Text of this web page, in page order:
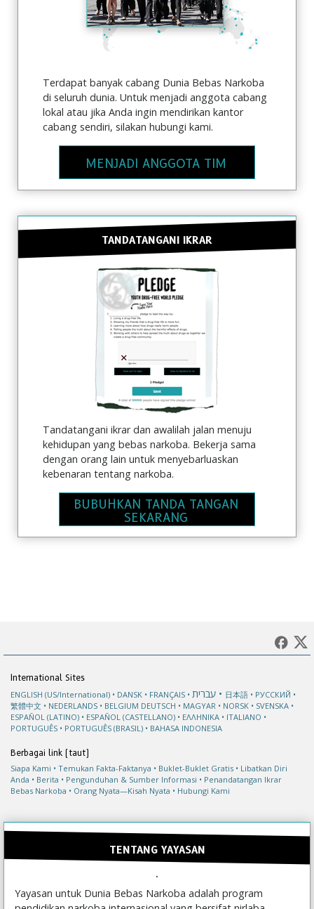
Terdapat banyak cabang Dunia Bebas Narkoba
di seluruh dunia. Untuk menjadi anggota cabang
lokal atau jika Anda ingin mendirikan kantor
cabang sendiri, silakan hubungi kami.
MENJADI ANGGOTA TIM
TANDATANGANI IKRAR
Tandatangani ikrar dan awalilah jalan menuju
kehidupan yang bebas narkoba. Bekerja sama
dengan orang lain untuk menyebarluaskan
kebenaran tentang narkoba.
BUBUHKAN TANDA TANGAN
SEKARANG
International Sites
ENGLISH (US/International)
DANSK FRANÇAIS עברית 日本語
РУССКИЙ
繁體中文
NEDERLANDS BELGIUM DEUTSCH MAGYAR NORSK
SVENSKA
ESPAÑOL (LATINO)
ESPAÑOL (CASTELLANO) ΕΛΛΗΝΙΚA
ITALIANO
PORTUGUÊS
PORTUGUÊS (BRASIL) BAHASA INDONESIA
Berbagai link (taut)
Siapa Kami
Temukan Fakta-Faktanya Buklet-Buklet Gratis
Libatkan Diri
Anda
Berita Pengunduhan & Sumber Informasi
Penandatangan Ikrar
Bebas Narkoba
Orang Nyata—Kisah Nyata Hubungi Kami
TENTANG YAYASAN
Yayasan untuk Dunia Bebas Narkoba adalah program